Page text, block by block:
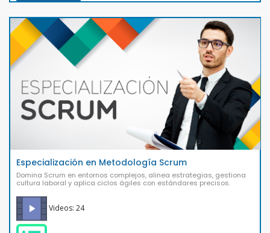
Especialización en Metodología Scrum
Domina Scrum en entornos complejos, alinea estrategias, gestiona
cultura laboral y aplica ciclos ágiles con estándares precisos.
Videos: 24